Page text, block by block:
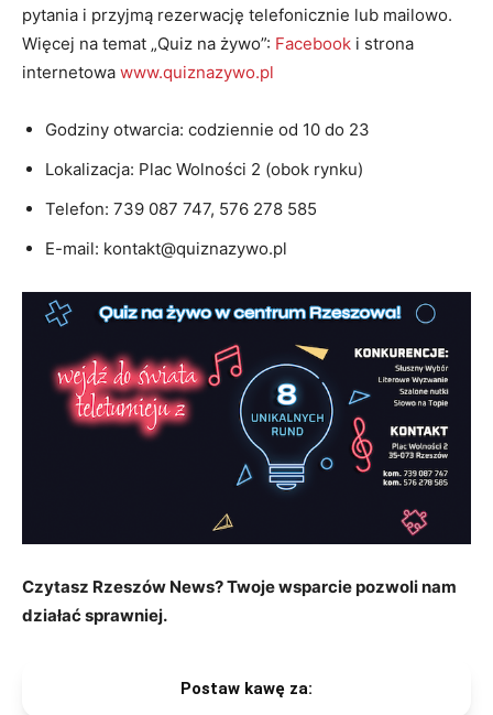
pytania i przyjmą rezerwację telefonicznie lub mailowo.
Więcej na temat „Quiz na żywo”: Facebook i strona
internetowa www.quiznazywo.pl
Godziny otwarcia: codziennie od 10 do 23
Lokalizacja: Plac Wolności 2 (obok rynku)
Telefon: 739 087 747, 576 278 585
E-mail: kontakt@quiznazywo.pl
Czytasz Rzeszów News? Twoje wsparcie pozwoli nam
działać sprawniej.
Postaw kawę za: